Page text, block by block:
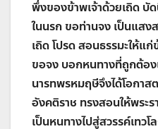
พึ่งของข้าพเจ้าด้วยเถิด บั
ในนรก ขอท่านจง เป็นแสง
เถิด โปรด สอนธรรมะให้แ
ขอจง บอกหนทางที่ถูกต้อง
นารทพรหมฤษีจึงได้โอกาส
อังคติราช ทรงสอนให้พระ
เป็นหนทางไปสู่สวรรค์เทว